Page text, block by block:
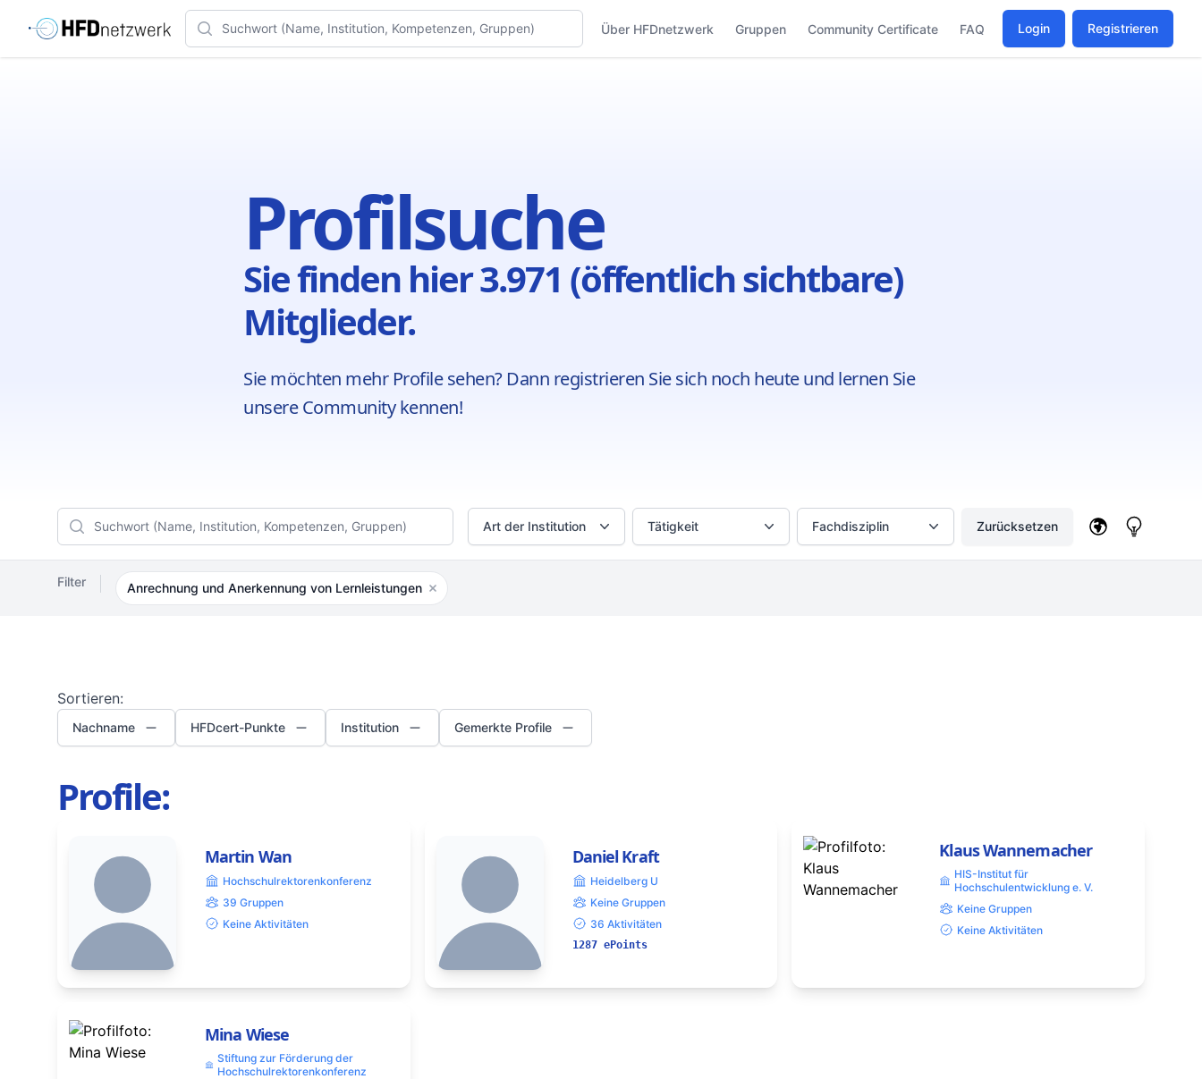
Search
Über HFDnetzwerk Gruppen Community Certificate FAQ Login Registrieren
Profilsuche
Sie finden hier 3.971 (öffentlich sichtbare)
Mitglieder.
Sie möchten mehr Profile sehen? Dann registrieren Sie sich noch heute und lernen Sie
unsere Community kennen!
Search Art der Institution Tätigkeit Fachdisziplin Zurücksetzen
Filter Anrechnung und Anerkennung von Lernleistungen Filter entfernen
Sortieren:
Nachname HFDcert-Punkte Institution Gemerkte Profile
Profile:
Martin Wan
Hochschulrektorenkonferenz
39 Gruppen
Keine Aktivitäten
Daniel Kraft
Heidelberg U
Keine Gruppen
36 Aktivitäten
1287 ePoints
Klaus Wannemacher
HIS-Institut für
Hochschulentwicklung e. V.
Keine Gruppen
Keine Aktivitäten
Mina Wiese
Stiftung zur Förderung der
Hochschulrektorenkonferenz